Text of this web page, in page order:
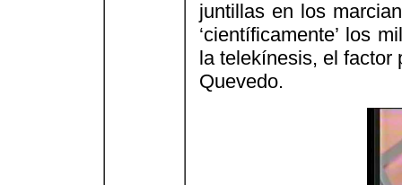
juntillas en los
‘científicamente’ los
la telekínesis, el factor
Quevedo.